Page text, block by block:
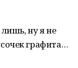
ну я не
графита…